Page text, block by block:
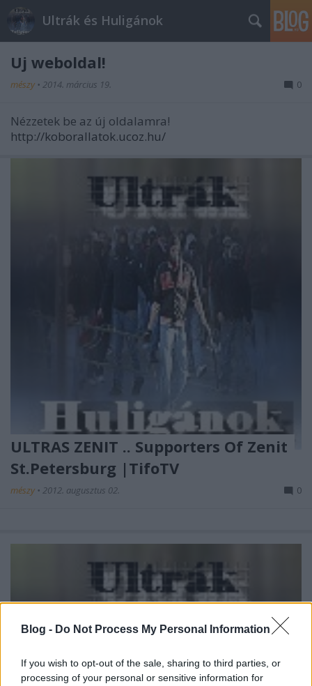
Blog - Do Not Process My Personal Information
If you wish to opt-out of the sale, sharing to third parties, or
processing of your personal or sensitive information for
Ultrák és Huligánok
Új weboldal!
mészy • 2014. március 19. 0
Nézzetek be az új oldalamra!
http://koborallatok.ucoz.hu/
ULTRAS ZENIT .. Supporters Of Zenit
St.Petersburg |TifoTV
mészy • 2012. augusztus 02. 0